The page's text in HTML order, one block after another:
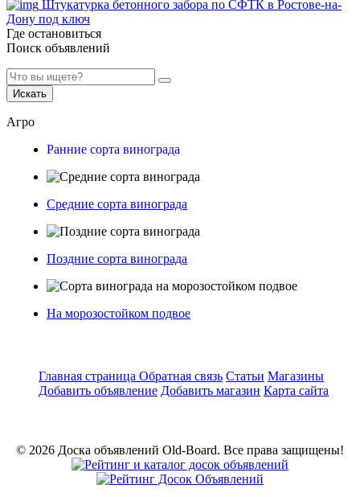
Штукатурка бетонного забора по СФТК в Ростове-на-
Дону под ключ
Где остановиться
Поиск объявлений
Искать
Агро
Ранние сорта винограда
Средние сорта винограда
Поздние сорта винограда
На морозостойком подвое
Главная страница Обратная связь Статьи Магазины
Добавить объявление Добавить магазин Карта сайта
© 2026 Доска объявлений Old-Board. Все права защищены!